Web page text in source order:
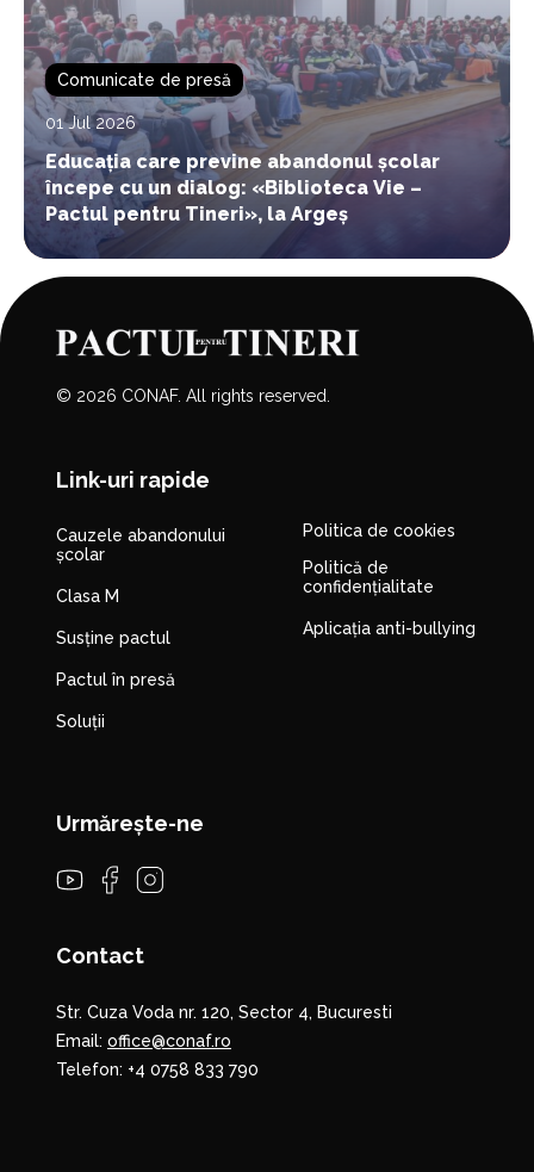
Comunicate de presă
01 Jul 2026
Educația care previne abandonul școlar
începe cu un dialog: «Biblioteca Vie –
Pactul pentru Tineri», la Argeș
© 2026 CONAF. All rights reserved.
Link-uri rapide
Cauzele abandonului
școlar
Clasa M
Susține pactul
Pactul în presă
Soluții
Politica de cookies
Politică de
confidențialitate
Aplicația anti-bullying
Urmărește-ne
Contact
Str. Cuza Voda nr. 120, Sector 4, Bucuresti
Email: office@conaf.ro
Telefon: +4 0758 833 790